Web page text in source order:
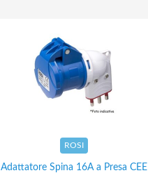
ROSI
Adattatore Spina 16A a Presa CEE